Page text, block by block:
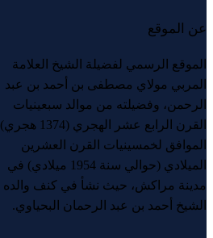
عن الموقع
الموقع الرسمي لفضيلة الشيخ العلامة
المربي مولاي مصطفى بن أحمد بن عبد
الرحمن، وفضيلته من موالد سبعينيات
القرن الرابع عشر الهجري (1374 هجري)
الموافق لخمسينيات القرن العشرين
الميلادي (حوالي سنة 1954 ميلادي) في
مدينة مراكش، حيث نشأ في كنف والده
الشيخ أحمد بن عبد الرحمان البحياوي.